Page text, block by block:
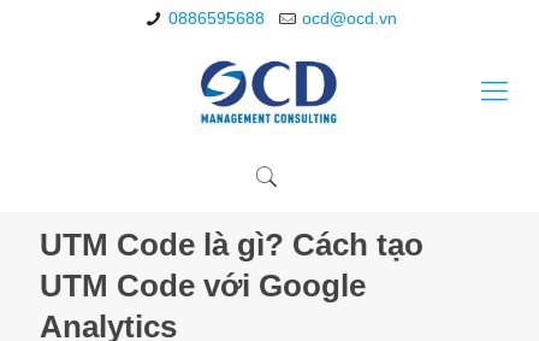
0886595688 ocd@ocd.vn
UTM Code là gì? Cách tạo
UTM Code với Google
Analytics